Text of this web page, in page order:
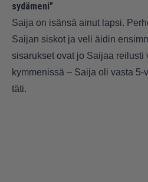
sydämeni”
Saija on isänsä ainut lapsi.
Saijan siskot ja veli äidin
sisarukset ovat jo Saijaa reilusti
kymmenissä – Saija oli vasta
täti.